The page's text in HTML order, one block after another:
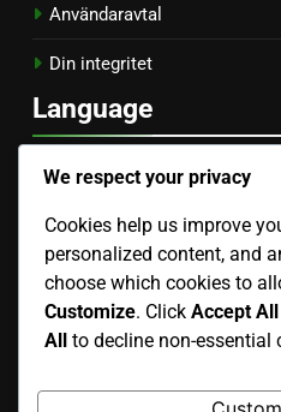
Användaravtal
Din integritet
Language
Spanish▾
Kategorier
Bulgariska
We respect your privacy
Cookies help us improve
personalized content, and
choose which cookies to
Customize. Click Accept All
All to decline non-essential